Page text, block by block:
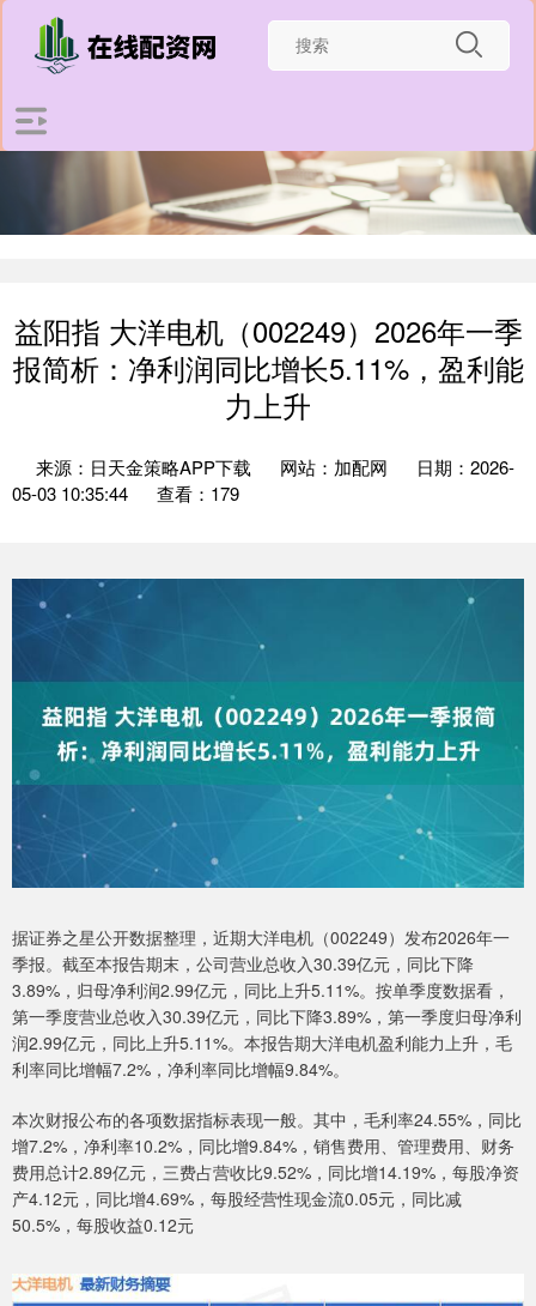
益阳指 大洋电机（002249）2026年一季
报简析：净利润同比增长5.11%，盈利能
力上升
来源：日天金策略APP下载 网站：加配网
日期：2026-
05-03 10:35:44
查看：179
据证券之星公开数据整理，近期大洋电机（002249）发布2026年一
季报。截至本报告期末，公司营业总收入30.39亿元，同比下降
3.89%，归母净利润2.99亿元，同比上升5.11%。按单季度数据看，
第一季度营业总收入30.39亿元，同比下降3.89%，第一季度归母净利
润2.99亿元，同比上升5.11%。本报告期大洋电机盈利能力上升，毛
利率同比增幅7.2%，净利率同比增幅9.84%。
本次财报公布的各项数据指标表现一般。其中，毛利率24.55%，同比
增7.2%，净利率10.2%，同比增9.84%，销售费用、管理费用、财务
费用总计2.89亿元，三费占营收比9.52%，同比增14.19%，每股净资
产4.12元，同比增4.69%，每股经营性现金流0.05元，同比减
50.5%，每股收益0.12元